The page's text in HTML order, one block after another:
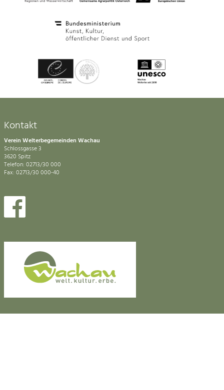
Kontakt
Verein Welterbegemeinden Wachau
Schlossgasse 3
3620 Spitz
Telefon: 02713/30 000
Fax: 02713/30 000-40